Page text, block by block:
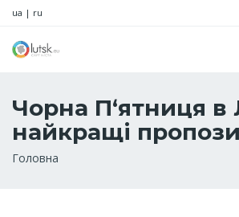
ua | ru
Чорна П‘ятниця в
найкращі
Рядок
Головна